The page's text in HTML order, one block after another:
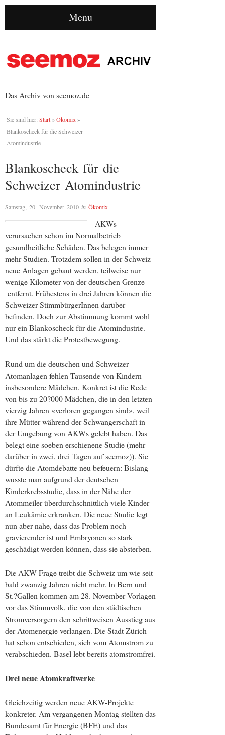
Menu
Das Archiv von seemoz.de
Sie sind hier: Start » Ökomix »
Blankoscheck für die Schweizer
Atomindustrie
Blankoscheck für die
Schweizer Atomindustrie
Samstag, 20. November 2010 in Ökomix
AKWs
verursachen schon im Normalbetrieb
gesundheitliche Schäden. Das belegen immer
mehr Studien. Trotzdem sollen in der Schweiz
neue Anlagen gebaut werden, teilweise nur
wenige Kilometer von der deutschen Grenze
entfernt. Frühestens in drei Jahren können die
Schweizer StimmbürgerInnen darüber
befinden. Doch zur Abstimmung kommt wohl
nur ein Blankoscheck für die Atomindustrie.
Und das stärkt die Protestbewegung.
Rund um die deutschen und Schweizer
Atomanlagen fehlen Tausende von Kindern –
insbesondere Mädchen. Konkret ist die Rede
von bis zu 20?000 Mädchen, die in den letzten
vierzig Jahren «verloren gegangen sind», weil
ihre Mütter während der Schwangerschaft in
der Umgebung von AKWs gelebt haben. Das
belegt eine soeben erschienene Studie (mehr
darüber in zwei, drei Tagen auf seemoz)). Sie
dürfte die Atomdebatte neu befeuern: Bislang
wusste man aufgrund der deutschen
Kinderkrebsstudie, dass in der Nähe der
Atommeiler überdurchschnittlich viele Kinder
an Leukämie erkranken. Die neue Studie legt
nun aber nahe, dass das Problem noch
gravierender ist und Embryonen so stark
geschädigt werden können, dass sie absterben.
Die AKW-Frage treibt die Schweiz um wie seit
bald zwanzig Jahren nicht mehr. In Bern und
St.?Gallen kommen am 28. November Vorlagen
vor das Stimmvolk, die von den städtischen
Stromversorgern den schrittweisen Ausstieg aus
der Atomenergie verlangen. Die Stadt Zürich
hat schon entschieden, sich vom Atomstrom zu
verabschieden. Basel lebt bereits atomstromfrei.
Drei neue Atomkraftwerke
Gleichzeitig werden neue AKW-Projekte
konkreter. Am vergangenen Montag stellten das
Bundesamt für Energie (BFE) und das